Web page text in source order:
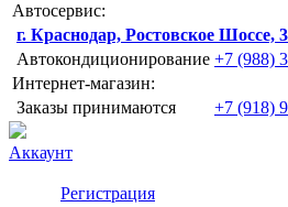
Автосервис:
г. Краснодар, Ростовское Шоссе,
Автокондиционирование +7 (988)
Интернет-магазин:
Заказы принимаются
+7 (918)
Аккаунт
Регистрация